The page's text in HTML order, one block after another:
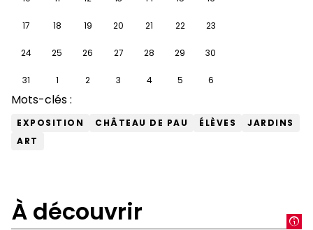
17 18 19 20 21 22 23
24 25 26 27 28 29 30
31 1 2 3 4 5 6
Mots-clés :
EXPOSITION CHÂTEAU DE PAU ÉLÈVES
JARDINS
ART
À découvrir